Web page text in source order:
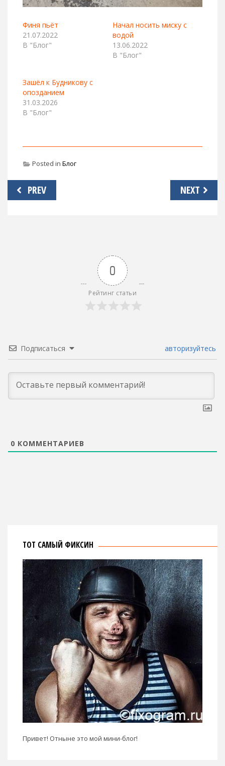
Финя пьёт
21.07.2022
В "Блог"
Начал носить миску с
водой
13.06.2022
В "Блог"
Зашёл к Будникову с
опозданием
31.03.2026
В "Блог"
Posted in Блог
Навигация
по
PREV NEXT
0
Рейтинг статьи
Подписаться авторизуйтесь
0 КОММЕНТАРИЕВ
ТОТ САМЫЙ ФИКСИН
Привет! Отныне это мой мини-блог!